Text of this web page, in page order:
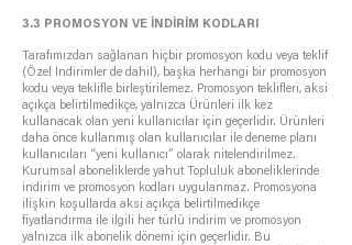
3.3 PROMOSYON VE İNDİRİM KODLARI
Tarafımızdan sağlanan hiçbir promosyon kodu veya teklif
(Özel İndirimler de dahil), başka herhangi bir promosyon
kodu veya teklifle birleştirilemez. Promosyon teklifleri, aksi
açıkça belirtilmedikçe, yalnızca Ürünleri ilk kez
kullanacak olan yeni kullanıcılar için geçerlidir. Ürünleri
daha önce kullanmış olan kullanıcılar ile deneme planı
kullanıcıları “yeni kullanıcı” olarak nitelendirilmez.
Kurumsal aboneliklerde yahut Topluluk aboneliklerinde
indirim ve promosyon kodları uygulanmaz. Promosyona
ilişkin koşullarda aksi açıkça belirtilmedikçe
fiyatlandırma ile ilgili her türlü indirim ve promosyon
yalnızca ilk abonelik dönemi için geçerlidir. Bu